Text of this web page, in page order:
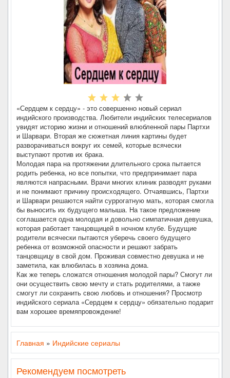
«Сердцем к сердцу» - это совершенно новый сериал
индийского производства. Любители индийских телесериалов
увидят историю жизни и отношений влюбленной пары Партхи
и Шарвари. Вторая же сюжетная линия картины будет
разворачиваться вокруг их семей, которые всячески
выступают против их брака.
Молодая пара на протяжении длительного срока пытается
родить ребенка, но все попытки, что предпринимает пара
являются напрасными. Врачи многих клиник разводят руками
и не понимают причину происходящего. Отчаявшись, Партхи
и Шарвари решаются найти суррогатную мать, которая смогла
бы выносить их будущего малыша. На такое предложение
соглашается одна молодая и довольно симпатичная девушка,
которая работает танцовщицей в ночном клубе. Будущие
родители всячески пытаются уберечь своего будущего
ребенка от возможной опасности и решают забрать
танцовщицу в свой дом. Проживая совместно девушка и не
заметила, как влюбилась в хозяина дома.
Как же теперь сложатся отношения молодой пары? Смогут ли
они осуществить свою мечту и стать родителями, а также
смогут ли сохранить свою любовь и отношения? Просмотр
индийского сериала «Сердцем к сердцу» обязательно подарит
вам хорошее времяпровождение!
Главная » Индийские сериалы
Рекомендуем посмотреть